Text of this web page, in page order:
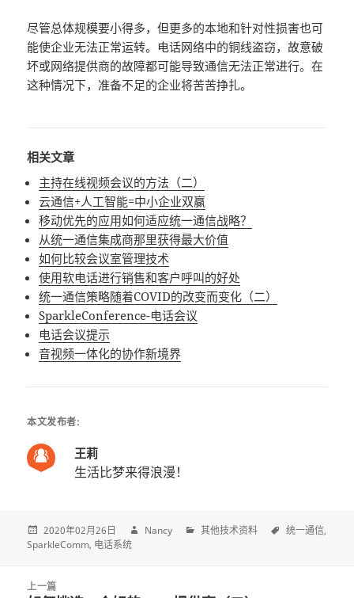
尽管总体规模要小得多，但更多的本地和针对性损害也可
能使企业无法正常运转。电话网络中的铜线盗窃，故意破
坏或网络提供商的故障都可能导致通信无法正常进行。在
这种情况下，准备不足的企业将苦苦挣扎。
相关文章
主持在线视频会议的方法（二）
云通信+人工智能=中小企业双赢
移动优先的应用如何适应统一通信战略？
从统一通信集成商那里获得最大价值
如何比较会议室管理技术
使用软电话进行销售和客户呼叫的好处
统一通信策略随着COVID的改变而变化（二）
SparkleConference-电话会议
电话会议提示
音视频一体化的协作新境界
本文发布者:
王莉
生活比梦来得浪漫！
2020年02月26日 Nancy 其他技术资料
统一通信
SparkleComm 电话系统
上一篇